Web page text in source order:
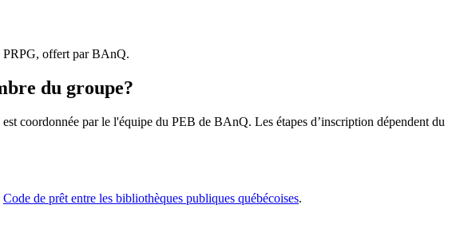
PRPG, offert par BAnQ.
du groupe?
coordonnée par le l'équipe du PEB de BAnQ. Les étapes d’inscription dépendent du
Code de prêt entre les bibliothèques publiques québécoises.